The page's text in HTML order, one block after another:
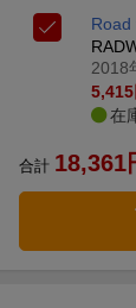
Road
2018
5,415
在
合計 18,361